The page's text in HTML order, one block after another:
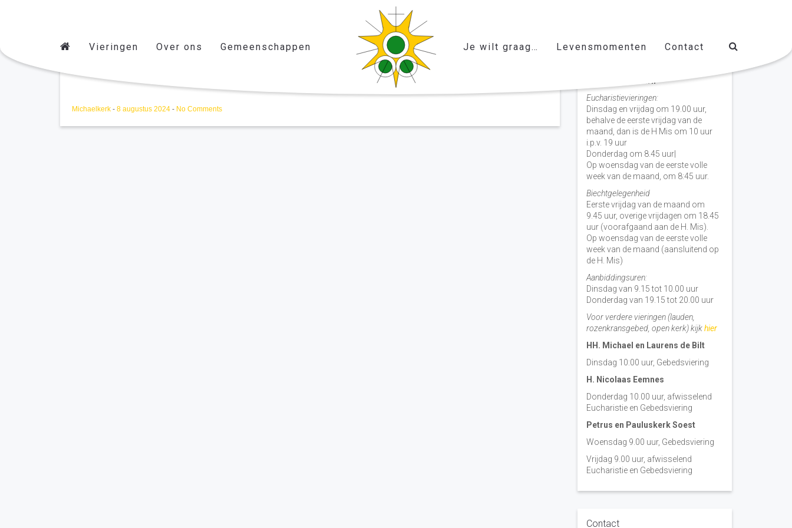
Vieringen Over ons Gemeenschappen Je wilt graag… Levensmomenten Contact
Michaelkerk - 8 augustus 2024 - No Comments
Vieringen door de week
H. Nicolaas Baarn
Eucharistievieringen:
Dinsdag en vrijdag om 19.00 uur,
behalve de eerste vrijdag van de
maand, dan is de H Mis om 10 uur
i.p.v. 19 uur
Donderdag om 8.45 uur|
Op woensdag van de eerste volle
week van de maand, om 8:45 uur.
Biechtgelegenheid
Eerste vrijdag van de maand om
9.45 uur, overige vrijdagen om 18.45
uur (voorafgaand aan de H. Mis).
Op woensdag van de eerste volle
week van de maand (aansluitend op
de H. Mis)
Aanbiddingsuren:
Dinsdag van 9.15 tot 10.00 uur
Donderdag van 19.15 tot 20.00 uur
Voor verdere vieringen (lauden,
rozenkransgebed, open kerk) kijkhier
HH. Michael en Laurens de Bilt
Dinsdag 10:00 uur, Gebedsviering
H. Nicolaas Eemnes
Donderdag 10.00 uur, afwisselend
Eucharistie en Gebedsviering
Petrus en Pauluskerk Soest
Woensdag 9.00 uur, Gebedsviering
Vrijdag 9.00 uur, afwisselend
Eucharistie en Gebedsviering
Contact